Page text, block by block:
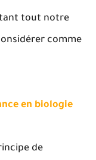
tout notre
comme
en biologie
de